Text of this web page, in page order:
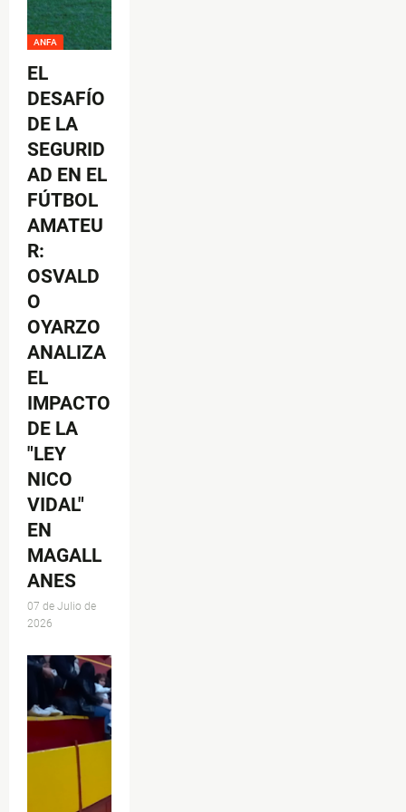
ANFA
EL
DESAFÍO
DE LA
SEGURID
AD EN EL
FÚTBOL
AMATEU
R:
OSVALD
O
OYARZO
ANALIZA
EL
IMPACTO
DE LA
"LEY
NICO
VIDAL"
EN
MAGALL
ANES
07 de Julio de
2026